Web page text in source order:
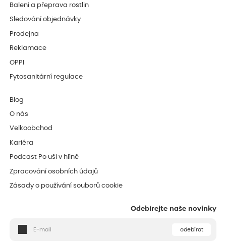
Balení a přeprava rostlin
Sledování objednávky
Prodejna
Reklamace
OPPI
Fytosanitární regulace
Blog
O nás
Velkoobchod
Kariéra
Podcast Po uši v hlíně
Zpracování osobních údajů
Zásady o používání souborů cookie
Odebírejte naše novinky
odebírat